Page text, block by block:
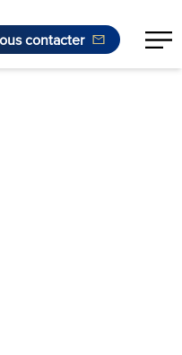
contacter